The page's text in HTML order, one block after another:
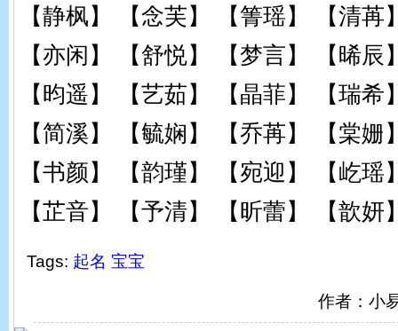
【静枫】 【念芙】 【箐瑶】 【清苒
【亦闲】 【舒悦】 【梦言】 【晞辰
【昀遥】 【艺茹】 【晶菲】 【瑞希
【简溪】 【毓娴】 【乔苒】 【棠姗
【书颜】 【韵瑾】 【宛迎】 【屹瑶
【芷音】 【予清】 【昕蕾】 【歆妍
Tags: 起名 宝宝
作者：小